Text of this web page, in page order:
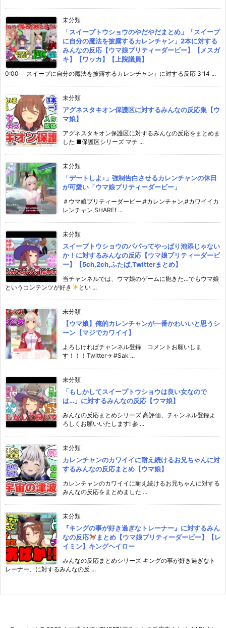
未分類
「スイープトウショウのやだやだまとめ」「スイープ
に自分の魔法を披露するカレンチャン」2本に対する
みんなの反応【ウマ娘プリティーダービー】【メスガ
キ】【ワッカ】【上院議員】
0:00 「スイープに自分の魔法を披露するカレンチャン」に対する反応 3:14 ...
未分類
アグネスタキオン保護区に対するみんなの反応集【ウ
マ娘】
アグネスタキオン保護区に対するみんなの反応をまとめま
した ■保護区シリーズ マチ ...
未分類
「デートしよ♪」強制告白させるカレンチャンの休日
が可愛い「ウマ娘プリティーダービー」
＃ウマ娘プリティーダービー,#カレンチャン,#カワイイカ
レンチャン SHAREf ...
未分類
スイープトウショウのパパってやっぱり池添じゃない
か！に対するみんなの反応【ウマ娘プリティーダービ
ー】【5ch,2ch,ふたば,Twitterまとめ】
当チャンネルでは、ウマ娘のゲームに飽きた…でもウマ娘
というコンテンツが好き
とい ...
未分類
【ウマ娘】俺的カレンチャンが一番かわいいと思うシ
ーン【マジでカワイイ】
よろしければチャンネル登録 コメントお願いしま
す！！！Twitter→ #Sak ...
未分類
「もしかしてスイープトウショウは良い女なので
は…」に対するみんなの反応【ウマ娘】
みんなの反応まとめシリーズ 高評価、チャンネル登録よ
ろしくお願いいたします! 参 ...
未分類
カレンチャンのカワイイに耐え続けるお兄ちゃんに対
するみんなの反応まとめ【ウマ娘】
カレンチャンのカワイイに耐え続けるお兄ちゃんに対する
みんなの反応をまとめました ...
未分類
『キングの事が好き過ぎなトレーナー』に対するみん
なの反応
まとめ【ウマ娘プリティーダービー】【レ
イミン】キングヘイロー
みんなの反応まとめシリーズ キングの事が好き過ぎなト
レーナー、に対するみんなの反 ...